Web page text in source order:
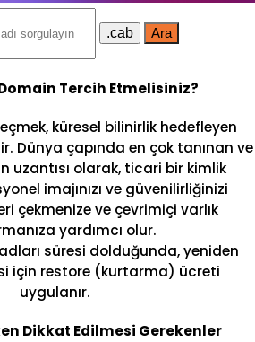
.cab Ara
Tercih Etmelisiniz?
küresel bilinirlik hedefleyen
Dünya çapında en çok tanınan ve
uzantısı olarak, ticari bir kimlik
imajınızı ve güvenilirliğinizi
çekmenize ve çevrimiçi varlık
yardımcı olur.
süresi dolduğunda, yeniden
için restore (kurtarma) ücreti
uygulanır.
Dikkat Edilmesi Gerekenler